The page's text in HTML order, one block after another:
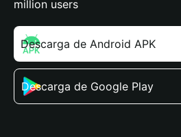
million users
Descarga de Android APK
Descarga de Google Play